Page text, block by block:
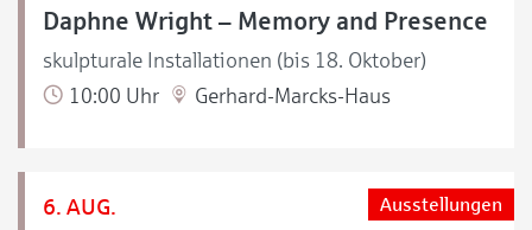
Daphne Wright – Memory and Presence
skulpturale Installationen (bis 18. Oktober)
10:00 Uhr
Gerhard-Marcks-Haus
6. AUG. Ausstellungen